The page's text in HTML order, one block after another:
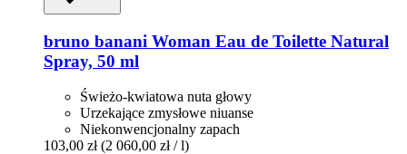
bruno banani Woman Eau de Toilette Natural
Spray, 50 ml
Świeżo-kwiatowa nuta głowy
Urzekające zmysłowe niuanse
Niekonwencjonalny zapach
103,00 zł (2 060,00 zł / l)